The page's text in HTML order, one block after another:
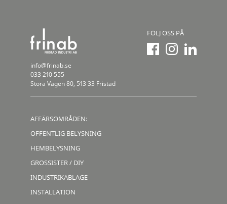
info@frinab.se
033 210 555
Stora Vägen 80, 513 33 Fristad
FÖLJ OSS PÅ
AFFÄRSOMRÅDEN:
OFFENTLIG BELYSNING
HEMBELYSNING
GROSSISTER / DIY
INDUSTRIKABLAGE
INSTALLATION